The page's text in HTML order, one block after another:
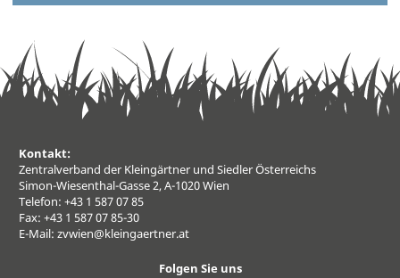
Kontakt:
Zentralverband der Kleingärtner und Siedler Österreichs
Simon-Wiesenthal-Gasse 2, A-1020 Wien
Telefon: +43 1 587 07 85
Fax: +43 1 587 07 85-30
E-Mail: zvwien@kleingaertner.at
Folgen Sie uns